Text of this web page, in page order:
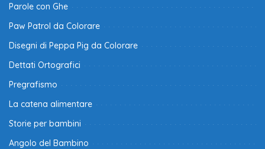
Parole con Ghe
Paw Patrol da Colorare
Disegni di Peppa Pig da Colorare
Dettati Ortografici
Pregrafismo
La catena alimentare
Storie per bambini
Angolo del Bambino